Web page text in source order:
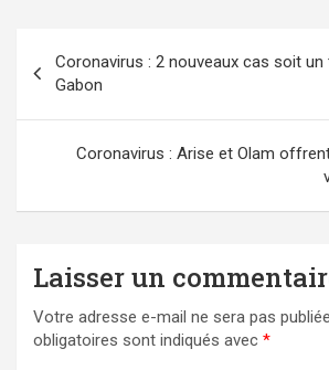
de
l’article
Coronavirus : 2 nouveaux cas soit un
Gabon
Coronavirus : Arise et Olam
Laisser un
Votre adresse e-mail ne sera pas
obligatoires sont indiqués avec *